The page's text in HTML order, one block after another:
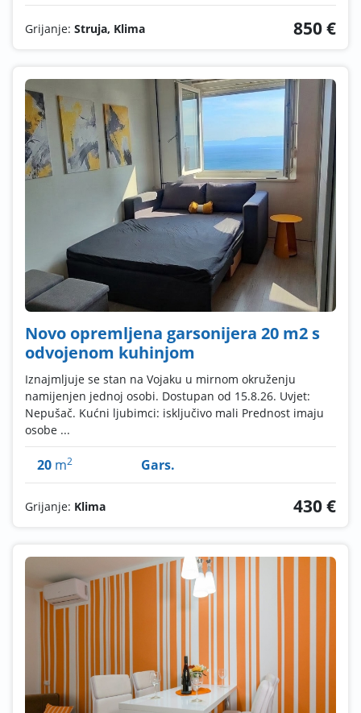
Grijanje: Struja, Klima 850 €
Novo opremljena garsonijera 20 m2 s
odvojenom kuhinjom
Iznajmljuje se stan na Vojaku u mirnom okruženju
namijenjen jednoj osobi. Dostupan od 15.8.26. Uvjet:
Nepušač. Kućni ljubimci: isključivo mali Prednost imaju
osobe ...
20 m2 Gars.
Grijanje: Klima 430 €